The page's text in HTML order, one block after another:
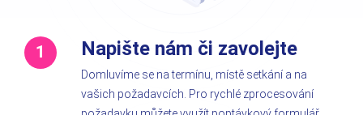
Napište nám či zavolejte
Domluvíme se na termínu, místě setkání a na
vašich požadavcích. Pro rychlé zprocesování